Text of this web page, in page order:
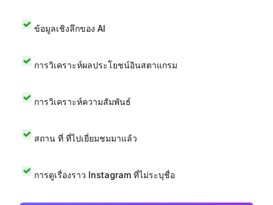
ข้อมูลเชิงลึกของ AI
การวิเคราะห์ผลประโยชน์อินสตาแกรม
การวิเคราะห์ความสัมพันธ์
สถาน ที่ ที่ไปเยี่ยมชมมาแล้ว
การดูเรื่องราว Instagram ที่ไม่ระบุชื่อ